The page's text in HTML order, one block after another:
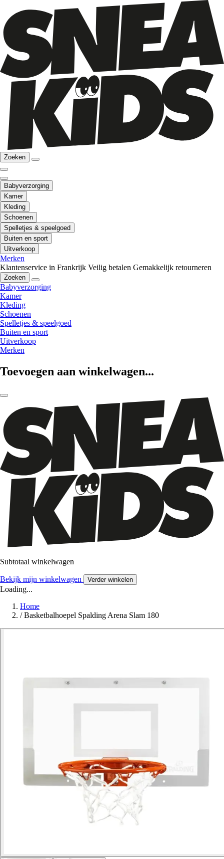
Zoeken
Babyverzorging
Kamer
Kleding
Schoenen
Spelletjes & speelgoed
Buiten en sport
Uitverkoop
Merken
Klantenservice in Frankrijk Veilig betalen Gemakkelijk retourneren
Zoeken
Babyverzorging
Kamer
Kleding
Schoenen
Spelletjes & speelgoed
Buiten en sport
Uitverkoop
Merken
Toevoegen aan winkelwagen...
Subtotaal winkelwagen
Bekijk mijn winkelwagen Verder winkelen
Loading...
Home
/ Basketbalhoepel Spalding Arena Slam 180